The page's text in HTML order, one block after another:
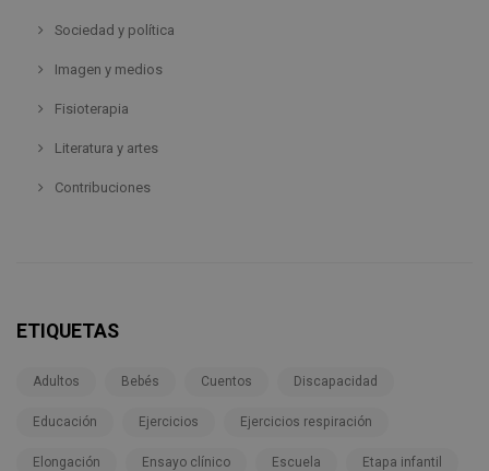
Sociedad y política
Imagen y medios
Fisioterapia
Literatura y artes
Contribuciones
ETIQUETAS
Adultos Bebés Cuentos Discapacidad
Educación Ejercicios Ejercicios respiración
Elongación Ensayo clínico Escuela Etapa infantil